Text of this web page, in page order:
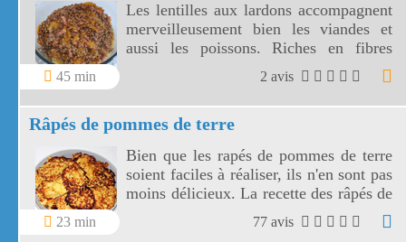
45 min
Les lentilles aux lardons accompagnent
merveilleusement bien les viandes et
aussi les poissons. Riches en fibres
alimentaires, les lentilles aux lardons
sont parmi les plus digestes des
légumineuses.
2 avis
Râpés de pommes de terre
23 min
Bien que les rapés de pommes de terre
soient faciles à réaliser, ils n'en sont pas
moins délicieux. La recette des râpés de
pommes de terre a pour base des
produits de la région Lorraine, plus
77 avis